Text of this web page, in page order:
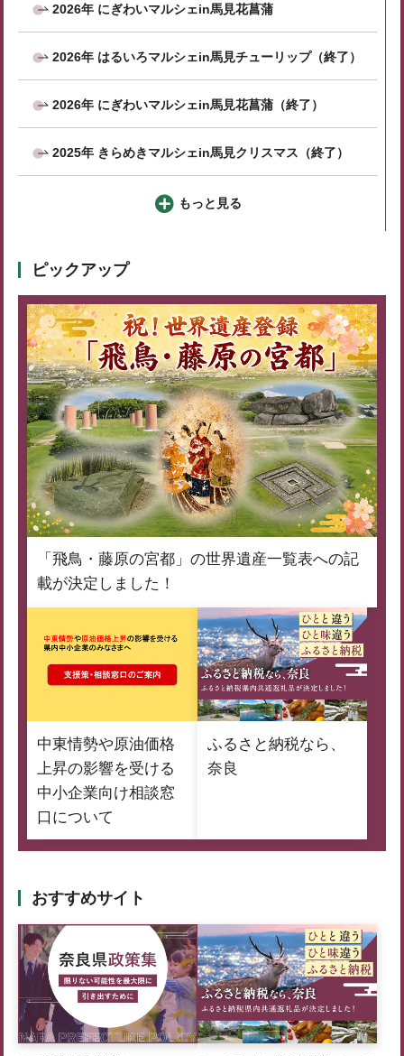
2026年 にぎわいマルシェin馬見花菖蒲
2026年 はるいろマルシェin馬見チューリップ（終了）
2026年 にぎわいマルシェin馬見花菖蒲（終了）
2025年 きらめきマルシェin馬見クリスマス（終了）
もっと見る
ピックアップ
「飛鳥・藤原の宮都」の世界遺産一覧表への記
載が決定しました！
中東情勢や原油価格
上昇の影響を受ける
中小企業向け相談窓
口について
ふるさと納税なら、
奈良
おすすめサイト